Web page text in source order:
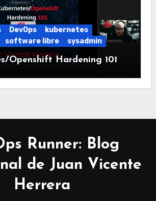
DevOps
kubernetes
software libre sysadmin
Openshift Hardening 101
Runner: Blog
de Juan Vicente
Herrera